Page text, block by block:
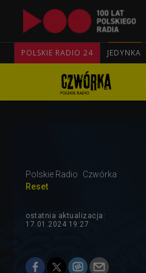
POLSKIE RADIO 24 JEDYNKA
Polskie Radio
Czwórka
Reset
ostatnia aktualizacja:
17.01.2024 19:27